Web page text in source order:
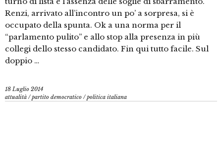
Renzi, arrivato all’incontro un po’ a sorpresa, si è
occupato della spunta. Ok a una norma per il
“parlamento pulito” e allo stop alla presenza in più
collegi dello stesso candidato. Fin qui tutto facile. Sul
doppio …
18 Luglio 2014
attualità /partito democratico /politica italiana